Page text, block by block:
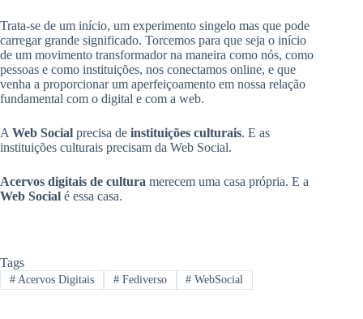
Trata-se de um início, um experimento singelo mas que pode
carregar grande significado. Torcemos para que seja o início
de um movimento transformador na maneira como nós, como
pessoas e como instituições, nos conectamos online, e que
venha a proporcionar um aperfeiçoamento em nossa relação
fundamental com o digital e com a web.
A Web Social precisa de instituições culturais. E as
instituições culturais precisam da Web Social.
Acervos digitais de cultura merecem uma casa própria. E a
Web Social é essa casa.
Tags
#Acervos Digitais #Fediverso # WebSocial